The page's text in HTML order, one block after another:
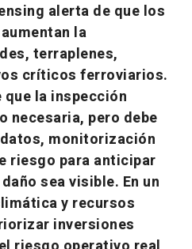
alerta de que los
la
terraplenes,
críticos ferroviarios.
la inspección
necesaria, pero debe
monitorización
riesgo para anticipar
sea visible. En un
y recursos
inversiones